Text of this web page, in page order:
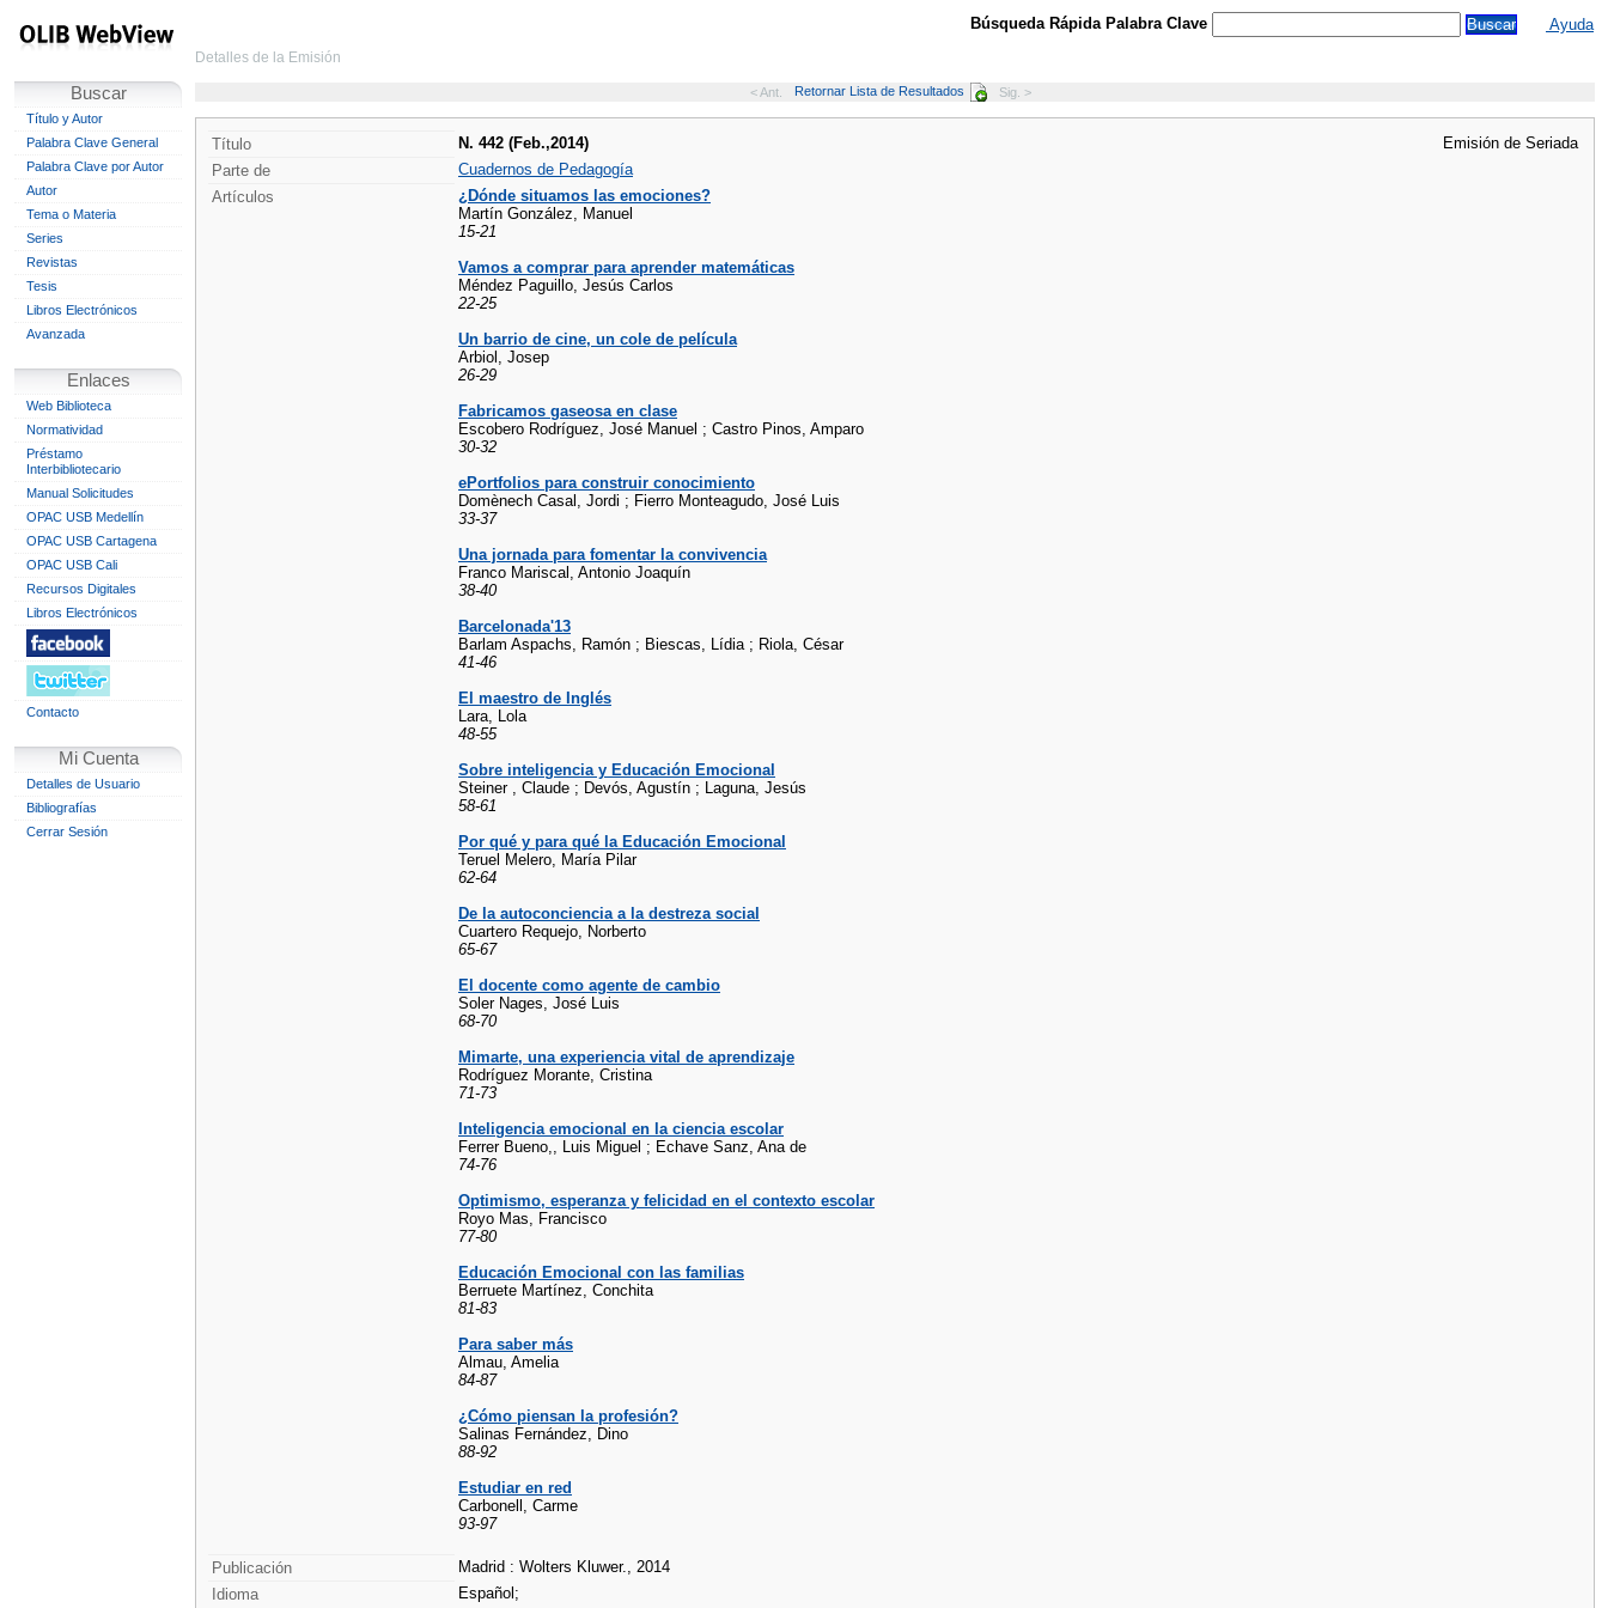
Buscar
Título y Autor
Palabra Clave General
Palabra Clave por Autor
Autor
Tema o Materia
Series
Revistas
Tesis
Libros Electrónicos
Avanzada
Enlaces
Web Biblioteca
Normatividad
Préstamo
Interbibliotecario
Manual Solicitudes
OPAC USB Medellín
OPAC USB Cartagena
OPAC USB Cali
Recursos Digitales
Libros Electrónicos
Contacto
Mi Cuenta
Detalles de Usuario
Bibliografías
Cerrar Sesión
Búsqueda Rápida Palabra Clave Ayuda
Detalles de la Emisión
< Ant. Retornar Lista de Resultados Sig. >
Título N. 442 (Feb.,2014)
Emisión de Seriada
Parte de
Cuadernos de Pedagogía
Artículos
¿Dónde situamos las emociones?
Martín González, Manuel
15-21
Vamos a comprar para aprender matemáticas
Méndez Paguillo, Jesús Carlos
22-25
Un barrio de cine, un cole de película
Arbiol, Josep
26-29
Fabricamos gaseosa en clase
Escobero Rodríguez, José Manuel ; Castro Pinos, Amparo
30-32
ePortfolios para construir conocimiento
Domènech Casal, Jordi ; Fierro Monteagudo, José Luis
33-37
Una jornada para fomentar la convivencia
Franco Mariscal, Antonio Joaquín
38-40
Barcelonada'13
Barlam Aspachs, Ramón ; Biescas, Lídia ; Riola, César
41-46
El maestro de Inglés
Lara, Lola
48-55
Sobre inteligencia y Educación Emocional
Steiner , Claude ; Devós, Agustín ; Laguna, Jesús
58-61
Por qué y para qué la Educación Emocional
Teruel Melero, María Pilar
62-64
De la autoconciencia a la destreza social
Cuartero Requejo, Norberto
65-67
El docente como agente de cambio
Soler Nages, José Luis
68-70
Mimarte, una experiencia vital de aprendizaje
Rodríguez Morante, Cristina
71-73
Inteligencia emocional en la ciencia escolar
Ferrer Bueno,, Luis Miguel ; Echave Sanz, Ana de
74-76
Optimismo, esperanza y felicidad en el contexto escolar
Royo Mas, Francisco
77-80
Educación Emocional con las familias
Berruete Martínez, Conchita
81-83
Para saber más
Almau, Amelia
84-87
¿Cómo piensan la profesión?
Salinas Fernández, Dino
88-92
Estudiar en red
Carbonell, Carme
93-97
Publicación
Madrid : Wolters Kluwer., 2014
Idioma
Español;